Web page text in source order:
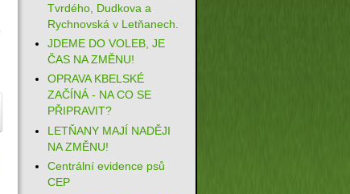
Tvrdého, Dudkova a
Rychnovská v Letňanech.
JDEME DO VOLEB, JE
ČAS NA ZMĚNU!
OPRAVA KBELSKÉ
ZAČÍNÁ - NA CO SE
PŘIPRAVIT?
LETŇANY MAJÍ NADĚJI
NA ZMĚNU!
Centrální evidence psů
CEP